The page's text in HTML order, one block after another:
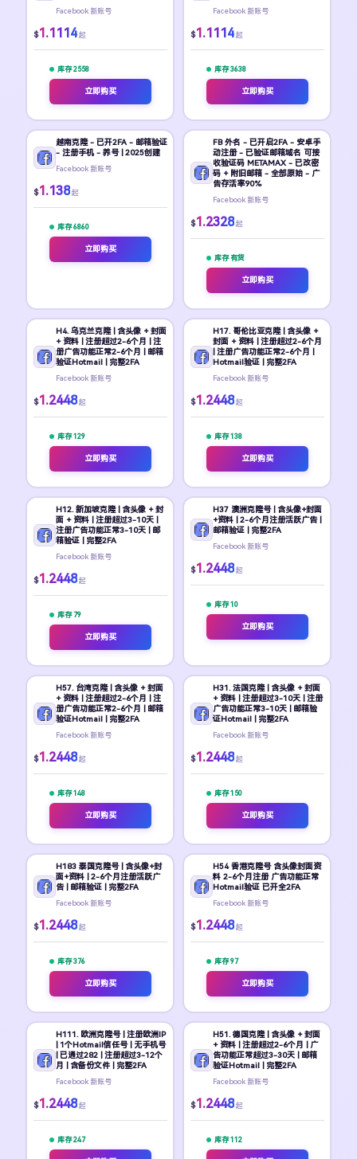
Facebook 新账号
$1.1114 起
库存 2558
立即购买
Facebook 新账号
$1.1114 起
库存 3638
立即购买
越南克隆 - 已开2FA - 邮箱验证
- 注册手机 - 养号 | 2025创建
Facebook 新账号
$1.138 起
库存 6860
立即购买
FB 外名 - 已开启2FA - 安卓手
动注册 - 已验证邮箱域名 可接
收验证码 METAMAX - 已改密
码 + 附旧邮箱 - 全部原始 - 广
告存活率90%
Facebook 新账号
$1.2328 起
库存 有货
立即购买
H4. 乌克兰克隆 | 含头像 + 封面
+ 资料 | 注册超过2-6个月 | 注
册广告功能正常2-6个月 | 邮箱
验证Hotmail | 完整2FA
Facebook 新账号
$1.2448 起
库存 129
立即购买
H17. 哥伦比亚克隆 | 含头像 +
封面 + 资料 | 注册超过2-6个月
| 注册广告功能正常2-6个月 |
Hotmail验证 | 完整2FA
Facebook 新账号
$1.2448 起
库存 138
立即购买
H12. 新加坡克隆 | 含头像 + 封
面 + 资料 | 注册超过3-10天 |
注册广告功能正常3-10天 | 邮
箱验证 | 完整2FA
Facebook 新账号
$1.2448 起
库存 79
立即购买
H37 澳洲克隆号 | 含头像+封面
+资料 | 2-6个月注册活跃广告 |
邮箱验证 | 完整2FA
Facebook 新账号
$1.2448 起
库存 10
立即购买
H57. 台湾克隆 | 含头像 + 封面
+ 资料 | 注册超过2-6个月 | 注
册广告功能正常2-6个月 | 邮箱
验证Hotmail | 完整2FA
Facebook 新账号
$1.2448 起
库存 148
立即购买
H31. 法国克隆 | 含头像 + 封面
+ 资料 | 注册超过3-10天 | 注册
广告功能正常3-10天 | 邮箱验
证Hotmail | 完整2FA
Facebook 新账号
$1.2448 起
库存 150
立即购买
H183 泰国克隆号 | 含头像+封
面+资料 | 2-6个月注册活跃广
告 | 邮箱验证 | 完整2FA
Facebook 新账号
$1.2448 起
库存 376
立即购买
H54 香港克隆号 含头像封面资
料 2-6个月注册 广告功能正常
Hotmail验证 已开全2FA
Facebook 新账号
$1.2448 起
库存 97
立即购买
H111. 欧洲克隆号 | 注册欧洲IP
| 1个Hotmail信任号 | 无手机号
| 已通过282 | 注册超过3-12个
月 | 含备份文件 | 完整2FA
Facebook 新账号
$1.2448 起
库存 247
H51. 德国克隆 | 含头像 + 封面
+ 资料 | 注册超过2-6个月 | 广
告功能正常超过3-30天 | 邮箱
验证Hotmail | 完整2FA
Facebook 新账号
$1.2448 起
库存 112